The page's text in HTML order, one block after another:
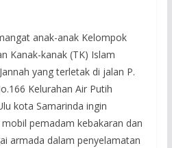
anak-anak Kelompok
Kanak-kanak (TK) Islam
yang terletak di jalan P.
Kelurahan Air Putih
kota Samarinda ingin
pemadam kebakaran dan
armada dalam penyelamatan